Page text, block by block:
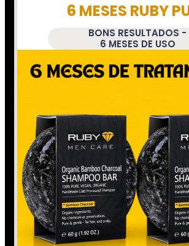
6 MESES RUBY
BONS RESULTADOS -
6 MESES DE USO